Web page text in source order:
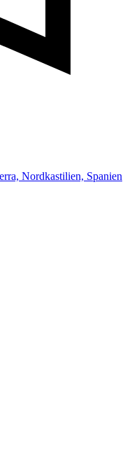
Nordkastilien, Spanien